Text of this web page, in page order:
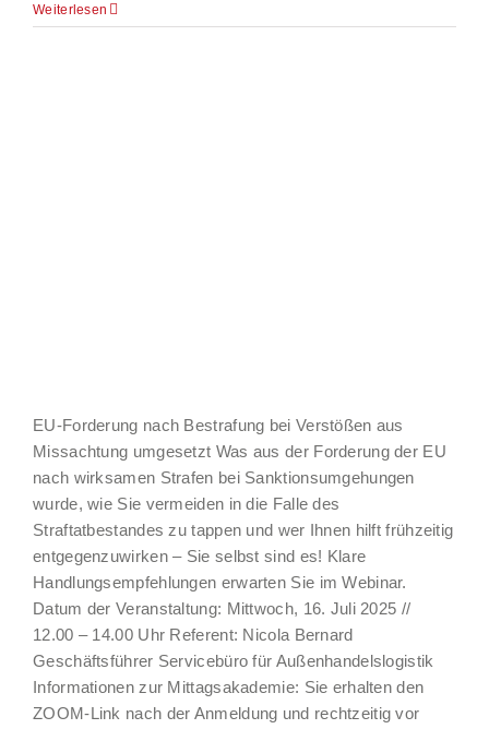
Weiterlesen
EU-Forderung nach Bestrafung bei Verstößen aus
Missachtung umgesetzt Was aus der Forderung der EU
nach wirksamen Strafen bei Sanktionsumgehungen
wurde, wie Sie vermeiden in die Falle des
Straftatbestandes zu tappen und wer Ihnen hilft frühzeitig
entgegenzuwirken – Sie selbst sind es! Klare
Handlungsempfehlungen erwarten Sie im Webinar.
Datum der Veranstaltung: Mittwoch, 16. Juli 2025 //
12.00 – 14.00 Uhr Referent: Nicola Bernard
Geschäftsführer Servicebüro für Außenhandelslogistik
Informationen zur Mittagsakademie: Sie erhalten den
ZOOM-Link nach der Anmeldung und rechtzeitig vor